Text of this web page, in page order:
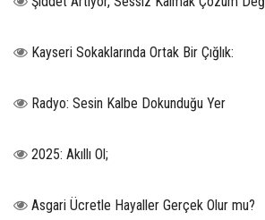
Kayseri Sokaklarında Ortak Bir Çığlık:
Radyo: Sesin Kalbe Dokunduğu Yer
2025: Akıllı Ol;
Asgari Ücretle Hayaller Gerçek Olur mu?